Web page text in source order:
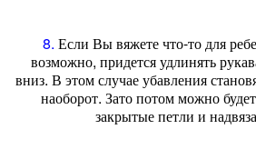
8. Если Вы вяжете что-то для
возможно, придется удлинять
вниз. В этом случае убавления
наоборот. Зато потом можно
закрытые петли и